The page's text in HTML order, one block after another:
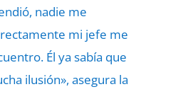
nadie me
mi jefe me
Él ya sabía que
ilusión», asegura la